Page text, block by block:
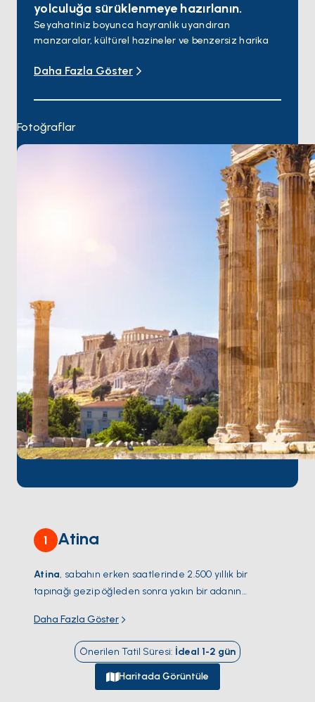
yolculuğa sürüklenmeye hazırlanın.
Seyahatiniz boyunca hayranlık uyandıran
manzaralar, kültürel hazineler ve benzersiz harika
Maceranıza demokrasi ve felsefeyi doğuran şehir
karmaşasından uzakta, geleneksel köylerin ve
gün batımları ve muhteşem manzaralarıyla ünlü
ikonik adaları ziyaret edin. Dünyaca ünlü plaj
kulüplerinde dans edin ve tertemiz plajlarda güneşin
tadını çıkarın. Antik kalıntıları, orta çağ kalelerini ve
renkli ada mimarisini keşfedin. Yöresel lezzetleri
Bu unutulmaz adalar arası macerada bize katılın ve
ömür boyu sürecek anılar yaratın. Atina Uluslararası
Havaalanı en yakın varış noktasıdır. Yolculuğunuzun
başında havalimanından yapacağınız kısa bir
transfer ile unutulmaz deniz maceranıza hızlı bir
şekilde atılabilirsiniz.
Daha Fazla Göster
Fotoğraflar
1 Atina
Atina, sabahın erken saatlerinde 2.500 yıllık bir
tapınağı gezip öğleden sonra yakın bir adanın
biri. Yemek turist hattından çıktığınız anda farklılaşıyor
Mikrolimano'da taze deniz ürünleri, Pire kıyısında
saatlerce süren öğle yemekleri. Yunanistan'ın en
Alimos, şehrin güney ucunda yer
Saronik KörfeziileKiklad Adaları
Daha Fazla Göster
Önerilen Tatil Süresi: İdeal 1-2 gün
Haritada Görüntüle